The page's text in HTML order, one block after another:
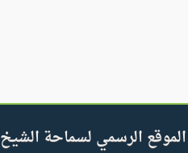
الموقع الرسمي لسماحة الشيخ